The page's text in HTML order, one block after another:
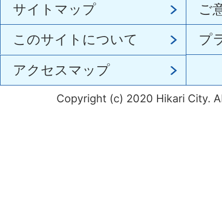
サイトマップ
ご
このサイトについて
プ
アクセスマップ
Copyright (c) 2020 Hikari City.